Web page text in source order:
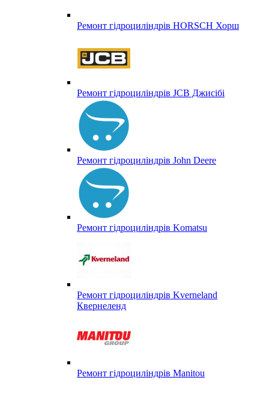
Ремонт гідроциліндрів HORSCH Хорш
Ремонт гідроциліндрів JCB Джисібі
Ремонт гідроциліндрів John Deere
Ремонт гідроциліндрів Komatsu
Ремонт гідроциліндрів Kverneland
Квернеленд
Ремонт гідроциліндрів Manitou